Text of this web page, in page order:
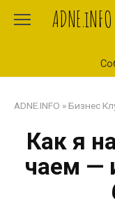
ADNE.INFO »Бизнес
Как я
чаем —